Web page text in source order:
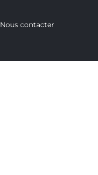
Nous contacter